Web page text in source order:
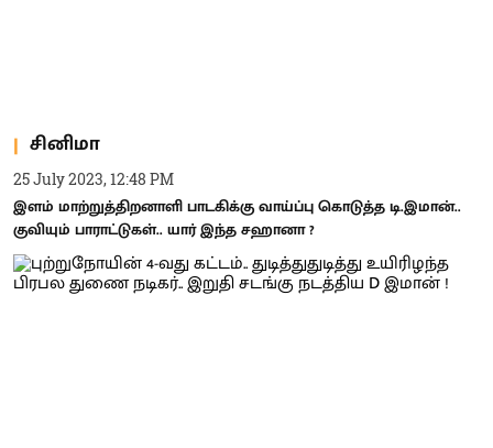
சினிமா
25 July 2023, 12:48 PM
இளம் மாற்றுத்திறனாளி பாடகிக்கு வாய்ப்பு கொடுத்த டி.இமான்..
குவியும் பாராட்டுகள்.. யார் இந்த சஹானா ?